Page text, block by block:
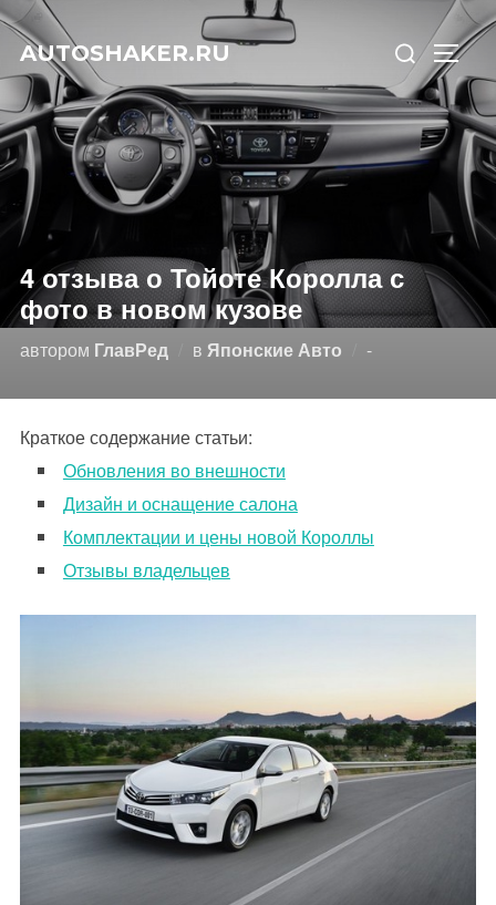
Перейти
содержимому
AUTOSHAKER.RU
Искать:
4 отзыва о Тойоте Королла с
фото в новом кузове
автором ГлавРед в Японские Авто -Опубликовано
Краткое содержание статьи:
Обновления во внешности
Дизайн и оснащение салона
Комплектации и цены новой Короллы
Отзывы владельцев